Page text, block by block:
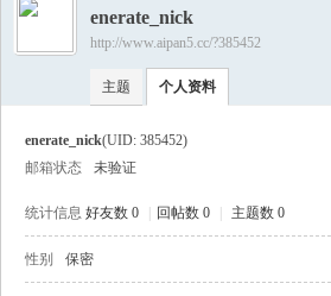
爱盘›
enerate_nick
http://www.aipan5.cc/?385452
主题 个人资料
enerate_nick(UID: 385452)
邮箱状态
未验证
统计信息 好友数 0 回帖数 0 主题数 0
性别 保密